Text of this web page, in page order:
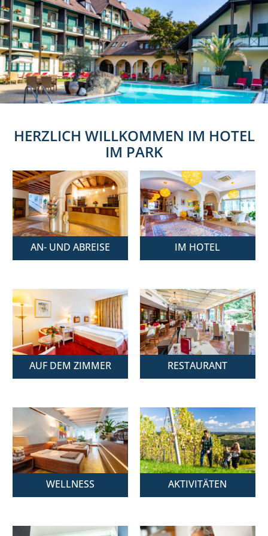
HERZLICH WILLKOMMEN IM HOTEL
IM PARK
AN- UND ABREISE IM HOTEL
AUF DEM ZIMMER RESTAURANT
WELLNESS AKTIVITÄTEN